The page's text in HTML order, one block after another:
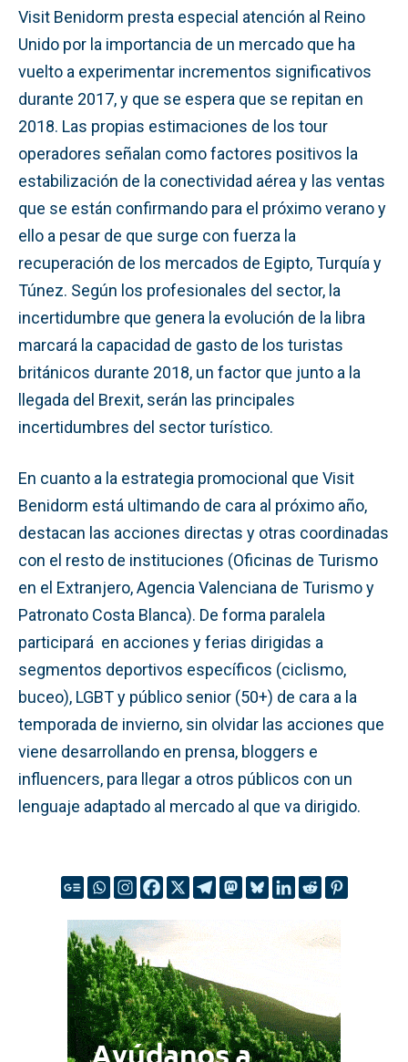
Visit Benidorm presta especial atención al Reino
Unido por la importancia de un mercado que ha
vuelto a experimentar incrementos significativos
durante 2017, y que se espera que se repitan en
2018. Las propias estimaciones de los tour
operadores señalan como factores positivos la
estabilización de la conectividad aérea y las ventas
que se están confirmando para el próximo verano y
ello a pesar de que surge con fuerza la
recuperación de los mercados de Egipto, Turquía y
Túnez. Según los profesionales del sector, la
incertidumbre que genera la evolución de la libra
marcará la capacidad de gasto de los turistas
británicos durante 2018, un factor que junto a la
llegada del Brexit, serán las principales
incertidumbres del sector turístico.
En cuanto a la estrategia promocional que Visit
Benidorm está ultimando de cara al próximo año,
destacan las acciones directas y otras coordinadas
con el resto de instituciones (Oficinas de Turismo
en el Extranjero, Agencia Valenciana de Turismo y
Patronato Costa Blanca). De forma paralela
participará en acciones y ferias dirigidas a
segmentos deportivos específicos (ciclismo,
buceo), LGBT y público senior (50+) de cara a la
temporada de invierno, sin olvidar las acciones que
viene desarrollando en prensa, bloggers e
influencers, para llegar a otros públicos con un
lenguaje adaptado al mercado al que va dirigido.